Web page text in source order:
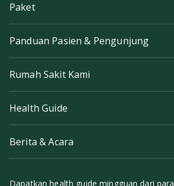
Paket
Panduan Pasien & Pengunjung
Rumah Sakit Kami
Health Guide
Berita & Acara
Dapatkan health guide mingguan dari para